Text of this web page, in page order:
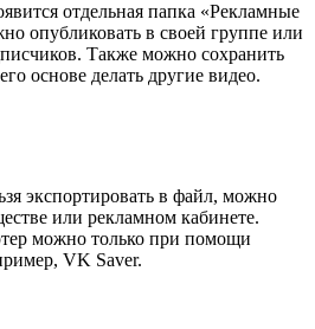
отдельная папка «Рекламные
опубликовать в своей группе или
Также можно сохранить
основе делать другие видео.
экспортировать в файл, можно
или рекламном кабинете.
можно только при помощи
VK Saver.